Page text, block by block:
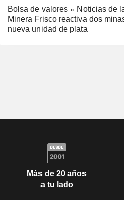
Bolsa de valores
Noticias de
Minera Frisco reactiva dos
nueva unidad de plata
Más de 20 años
a tu lado